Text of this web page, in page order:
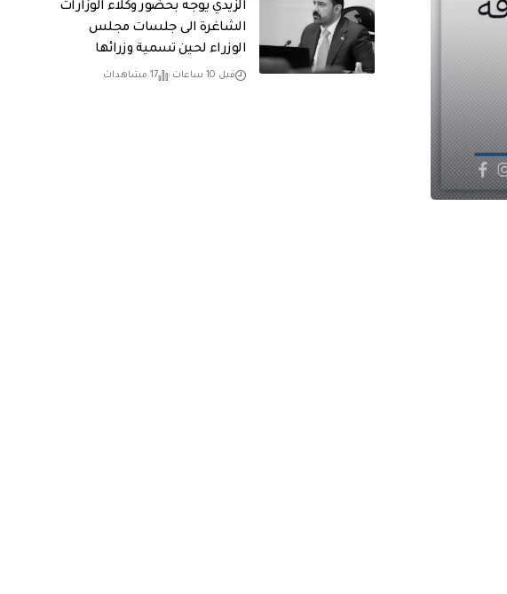
الزيدي يوجه بحضور وكلاء الوزارات
الشاغرة الى جلسات مجلس
الوزراء لحين تسمية وزرائها
قبل 10 ساعات 17 مشاهدات